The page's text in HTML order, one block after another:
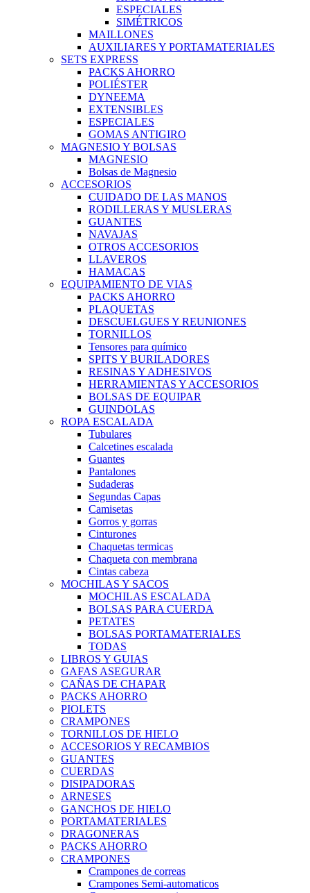
ESPECIALES
SIMÉTRICOS
MAILLONES
AUXILIARES Y PORTAMATERIALES
SETS EXPRESS
PACKS AHORRO
POLIÉSTER
DYNEEMA
EXTENSIBLES
ESPECIALES
GOMAS ANTIGIRO
MAGNESIO Y BOLSAS
MAGNESIO
Bolsas de Magnesio
ACCESORIOS
CUIDADO DE LAS MANOS
RODILLERAS Y MUSLERAS
GUANTES
NAVAJAS
OTROS ACCESORIOS
LLAVEROS
HAMACAS
EQUIPAMIENTO DE VIAS
PACKS AHORRO
PLAQUETAS
DESCUELGUES Y REUNIONES
TORNILLOS
Tensores para químico
SPITS Y BURILADORES
RESINAS Y ADHESIVOS
HERRAMIENTAS Y ACCESORIOS
BOLSAS DE EQUIPAR
GUINDOLAS
ROPA ESCALADA
Tubulares
Calcetines escalada
Guantes
Pantalones
Sudaderas
Segundas Capas
Camisetas
Gorros y gorras
Cinturones
Chaquetas termicas
Chaqueta con membrana
Cintas cabeza
MOCHILAS Y SACOS
MOCHILAS ESCALADA
BOLSAS PARA CUERDA
PETATES
BOLSAS PORTAMATERIALES
TODAS
LIBROS Y GUIAS
GAFAS ASEGURAR
CAÑAS DE CHAPAR
PACKS AHORRO
PIOLETS
CRAMPONES
TORNILLOS DE HIELO
ACCESORIOS Y RECAMBIOS
GUANTES
CUERDAS
DISIPADORAS
ARNESES
GANCHOS DE HIELO
PORTAMATERIALES
DRAGONERAS
PACKS AHORRO
CRAMPONES
Crampones de correas
Crampones Semi-automaticos